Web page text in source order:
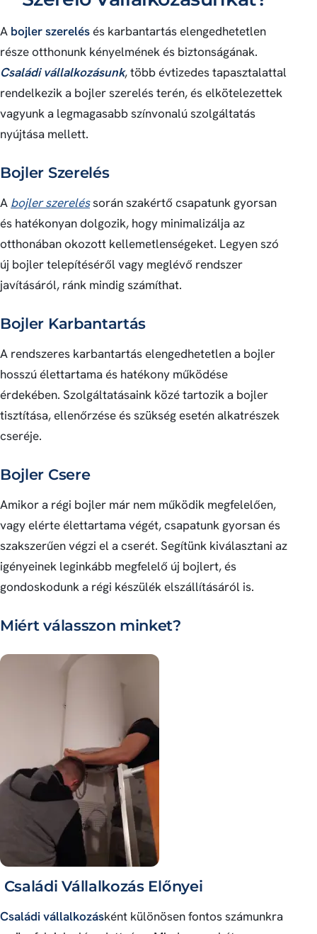
A bojler szerelésés karbantartás elengedhetetlen
része otthonunk kényelmének és biztonságának.
Családi vállalkozásunk, több évtizedes tapasztalattal
rendelkezik a bojler szerelés terén, és elkötelezettek
vagyunk a legmagasabb színvonalú szolgáltatás
nyújtása mellett.
Bojler Szerelés
A bojler szereléssorán szakértő csapatunk gyorsan
és hatékonyan dolgozik, hogy minimalizálja az
otthonában okozott kellemetlenségeket. Legyen szó
új bojler telepítéséről vagy meglévő rendszer
javításáról, ránk mindig számíthat.
Bojler Karbantartás
A rendszeres karbantartás elengedhetetlen a bojler
hosszú élettartama és hatékony működése
érdekében. Szolgáltatásaink közé tartozik a bojler
tisztítása, ellenőrzése és szükség esetén alkatrészek
cseréje.
Bojler Csere
Amikor a régi bojler már nem működik megfelelően,
vagy elérte élettartama végét, csapatunk gyorsan és
szakszerűen végzi el a cserét. Segítünk kiválasztani az
igényeinek leginkább megfelelő új bojlert, és
gondoskodunk a régi készülék elszállításáról is.
Miért válasszon minket?
Családi Vállalkozás Előnyei
Családi vállalkozásként különösen fontos számunkra